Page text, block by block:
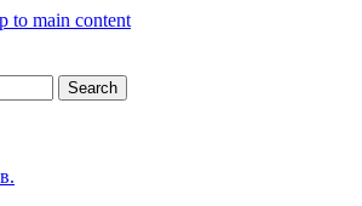
to main content
Search